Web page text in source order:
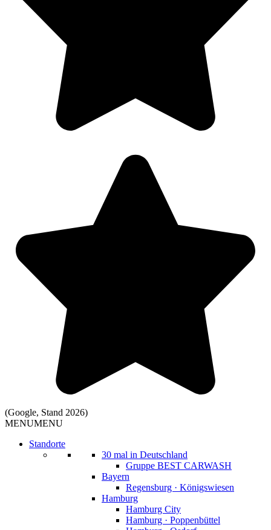
(Google, Stand 2026)
MENUMENU
Standorte
30 mal in Deutschland
Gruppe BEST CARWASH
Bayern
Regensburg · Königswiesen
Hamburg
Hamburg City
Hamburg · Poppenbüttel